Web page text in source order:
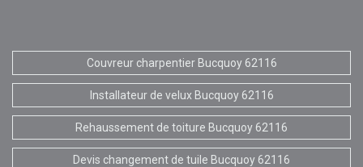
Couvreur charpentier Bucquoy 62116
Installateur de velux Bucquoy 62116
Rehaussement de toiture Bucquoy 62116
Devis changement de tuile Bucquoy 62116